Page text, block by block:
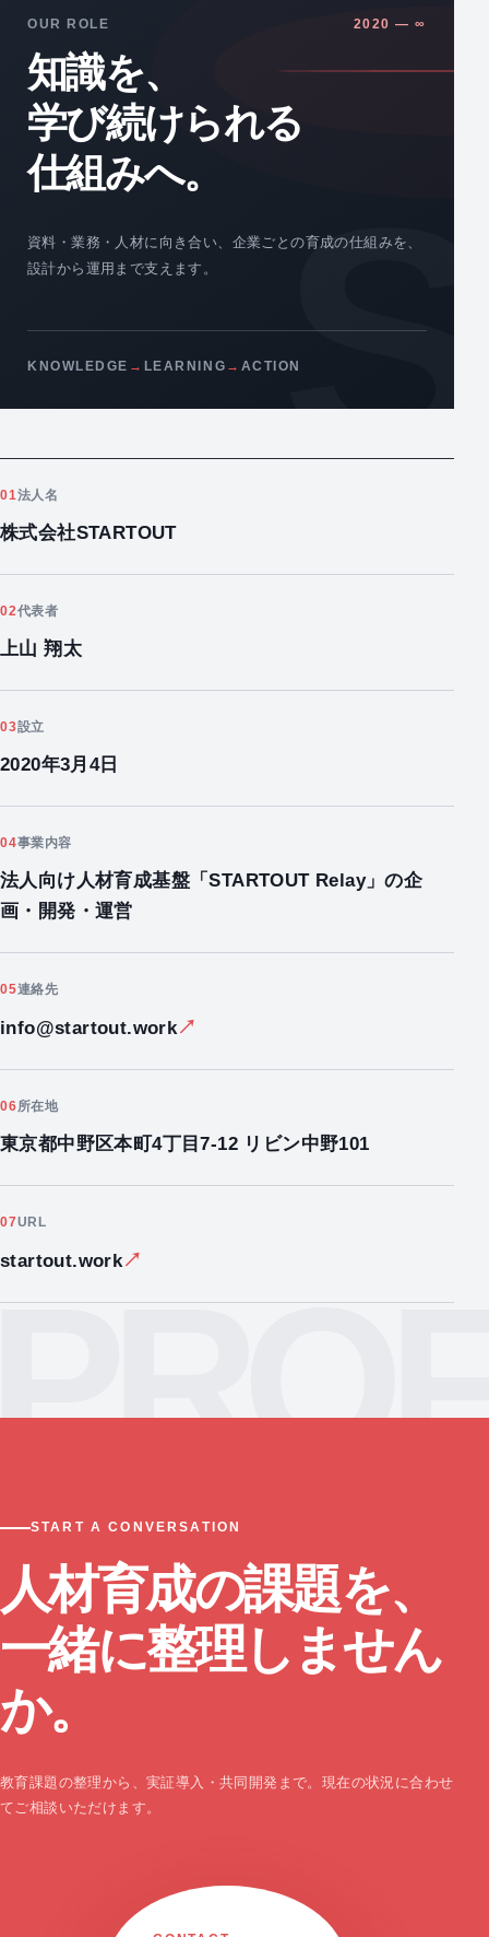
OUR ROLE 2020 — ∞
知識を、
学び続けられる
仕組みへ。
資料・業務・人材に向き合い、企業ごとの育成の仕組みを、
設計から運用まで支えます。
KNOWLEDGE → LEARNING → ACTION
01法人名
株式会社STARTOUT
02代表者
上山 翔太
03設立
2020年3月4日
04事業内容
法人向け人材育成基盤「STARTOUT Relay」の企
画・開発・運営
05連絡先
info@startout.work↗
06所在地
東京都中野区本町4丁目7-12 リビン中野101
07URL
startout.work↗
START A CONVERSATION
人材育成の課題を、
一緒に整理しません
か。
教育課題の整理から、実証導入・共同開発まで。現在の状況に合わせ
てご相談いただけます。